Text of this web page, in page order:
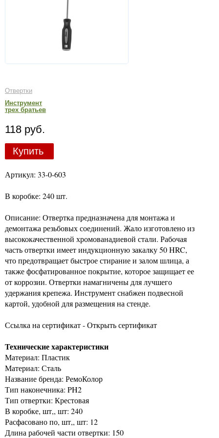
Отвертки
Инструмент
трех братьев
118 руб.
Купить
Артикул: 33-0-603
В коробке: 240 шт.
Описание: Отвертка предназначена для монтажа и
демонтажа резьбовых соединений. Жало изготовлено из
высококачественной хромованадиевой стали. Рабочая
часть отвертки имеет индукционную закалку 50 HRC,
что предотвращает быстрое стирание и залом шлица, а
также фосфатированное покрытие, которое защищает ее
от коррозии. Отвертки намагничены для лучшего
удержания крепежа. Инструмент снабжен подвесной
картой, удобной для размещения на стенде.
Ссылка на сертификат - Открыть сертификат
Технические характеристики
Материал: Пластик
Материал: Сталь
Название бренда: РемоКолор
Тип наконечника: PH2
Тип отвертки: Крестовая
В коробке, шт,, шт: 240
Расфасовано по, шт,, шт: 12
Длина рабочей части отвертки: 150